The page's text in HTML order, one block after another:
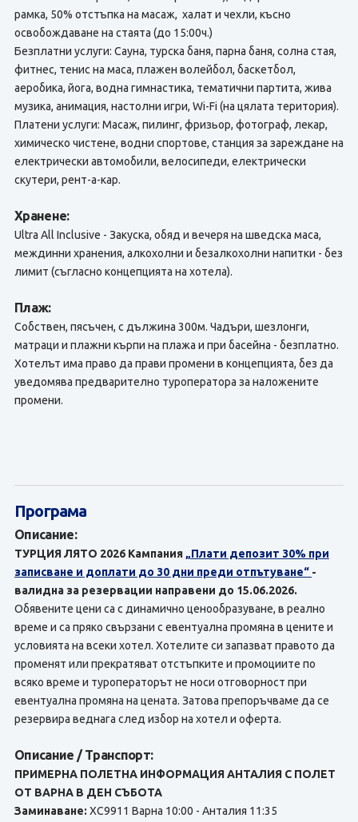
рамка, 50% отстъпка на масаж, халат и чехли, късно
освобождаване на стаята (до 15:00ч.)
Безплатни услуги: Сауна, турска баня, парна баня, солна стая,
фитнес, тенис на маса, плажен волейбол, баскетбол,
аеробика, йога, водна гимнастика, тематични партита, жива
музика, анимация, настолни игри, Wi-Fi (на цялата територия).
Платени услуги: Масаж, пилинг, фризьор, фотограф, лекар,
химическо чистене, водни спортове, станция за зареждане на
електрически автомобили, велосипеди, електрически
скутери, рент-а-кар.
Хранене:
Ultra All Inclusive - Закуска, обяд и вечеря на шведска маса,
междинни хранения, алкохолни и безалкохолни напитки - без
лимит (съгласно концепцията на хотела).
Плаж:
Собствен, пясъчен, с дължина 300м. Чадъри, шезлонги,
матраци и плажни кърпи на плажа и при басейна - безплатно.
Хотелът има право да прави промени в концепцията, без да
уведомява предварително туроператора за наложените
промени.
Програма
Описание:
ТУРЦИЯ ЛЯТО 2026 Кампания „Плати депозит 30% при
записване и доплати до 30 дни преди отпътуване“ -
валидна за резервации направени до 15.06.2026.
Обявените цени са с динамично ценообразуване, в реално
време и са пряко свързани с евентуална промяна в цените и
условията на всеки хотел. Хотелите си запазват правото да
променят или прекратяват отстъпките и промоциите по
всяко време и туроператорът не носи отговорност при
евентуална промяна на цената. Затова препоръчваме да се
резервира веднага след избор на хотел и оферта.
Описание / Транспорт:
ПРИМЕРНА ПОЛЕТНА ИНФОРМАЦИЯ АНТАЛИЯ С ПОЛЕТ
ОТ ВАРНА В ДЕН СЪБОТА
Заминаване: XC9911 Варна 10:00 - Анталия 11:35